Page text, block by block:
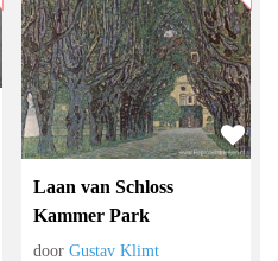
Laan van Schloss
Kammer Park
doorGustav Klimt